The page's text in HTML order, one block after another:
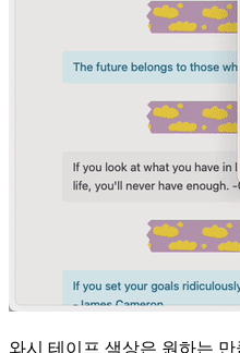
와시 테이프 색상은 원하는